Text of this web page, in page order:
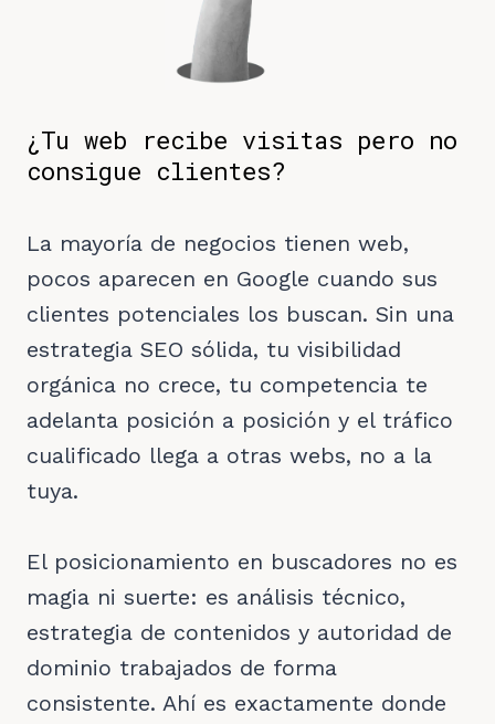
¿Tu web recibe visitas pero no
consigue clientes?
La mayoría de negocios tienen web,
pocos aparecen en Google cuando sus
clientes potenciales los buscan. Sin una
estrategia SEO sólida, tu visibilidad
orgánica no crece, tu competencia te
adelanta posición a posición y el tráfico
cualificado llega a otras webs, no a la
tuya.
El posicionamiento en buscadores no es
magia ni suerte: es análisis técnico,
estrategia de contenidos y autoridad de
dominio trabajados de forma
consistente. Ahí es exactamente donde